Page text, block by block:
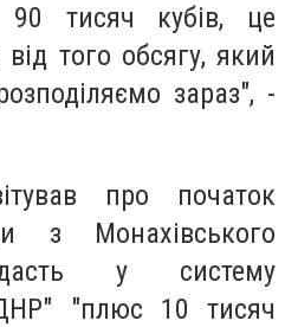
тисяч кубів, це
того обсягу, який
зараз", -
про початок
з Монахівського
у систему
"плюс 10 тисяч